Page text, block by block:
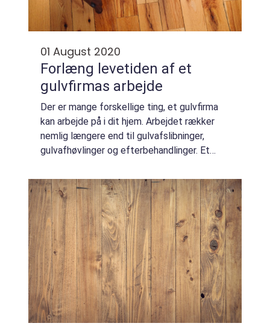
01 August 2020
Forlæng levetiden af et
gulvfirmas arbejde
Der er mange forskellige ting, et gulvfirma
kan arbejde på i dit hjem. Arbejdet rækker
nemlig længere end til gulvafslibninger,
gulvafhøvlinger og efterbehandlinger. Et